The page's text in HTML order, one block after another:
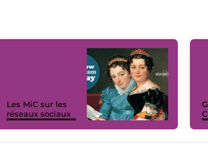
Les MiC sur les
réseaux sociaux